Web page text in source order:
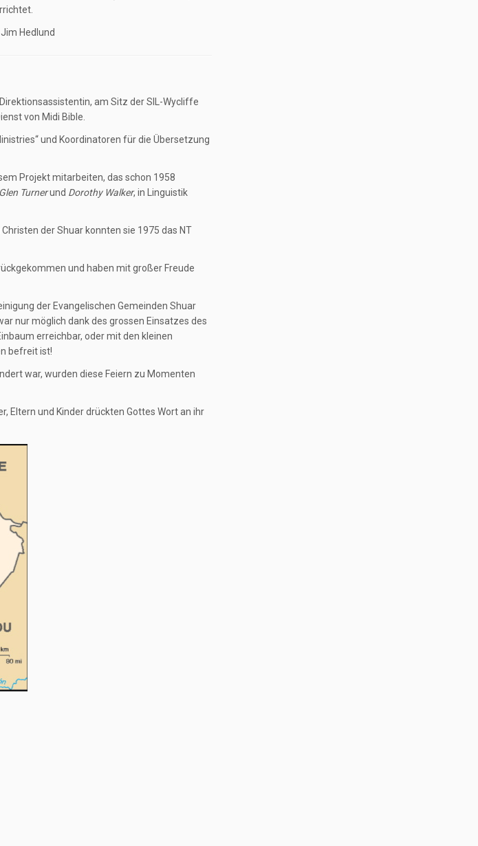
Hedlund
am Sitz der SIL-Wycliffe
von Midi Bible.
und Koordinatoren für die Übersetzung
Projekt mitarbeiten, das schon 1958
Turnerund Dorothy Walker, in Linguistik
der Shuar konnten sie 1975 das NT
und haben mit großer Freude
der Evangelischen Gemeinden Shuar
nur möglich dank des grossen Einsatzes des
erreichbar, oder mit den kleinen
befreit ist!
war, wurden diese Feiern zu Momenten
Eltern und Kinder drückten Gottes Wort an ihr